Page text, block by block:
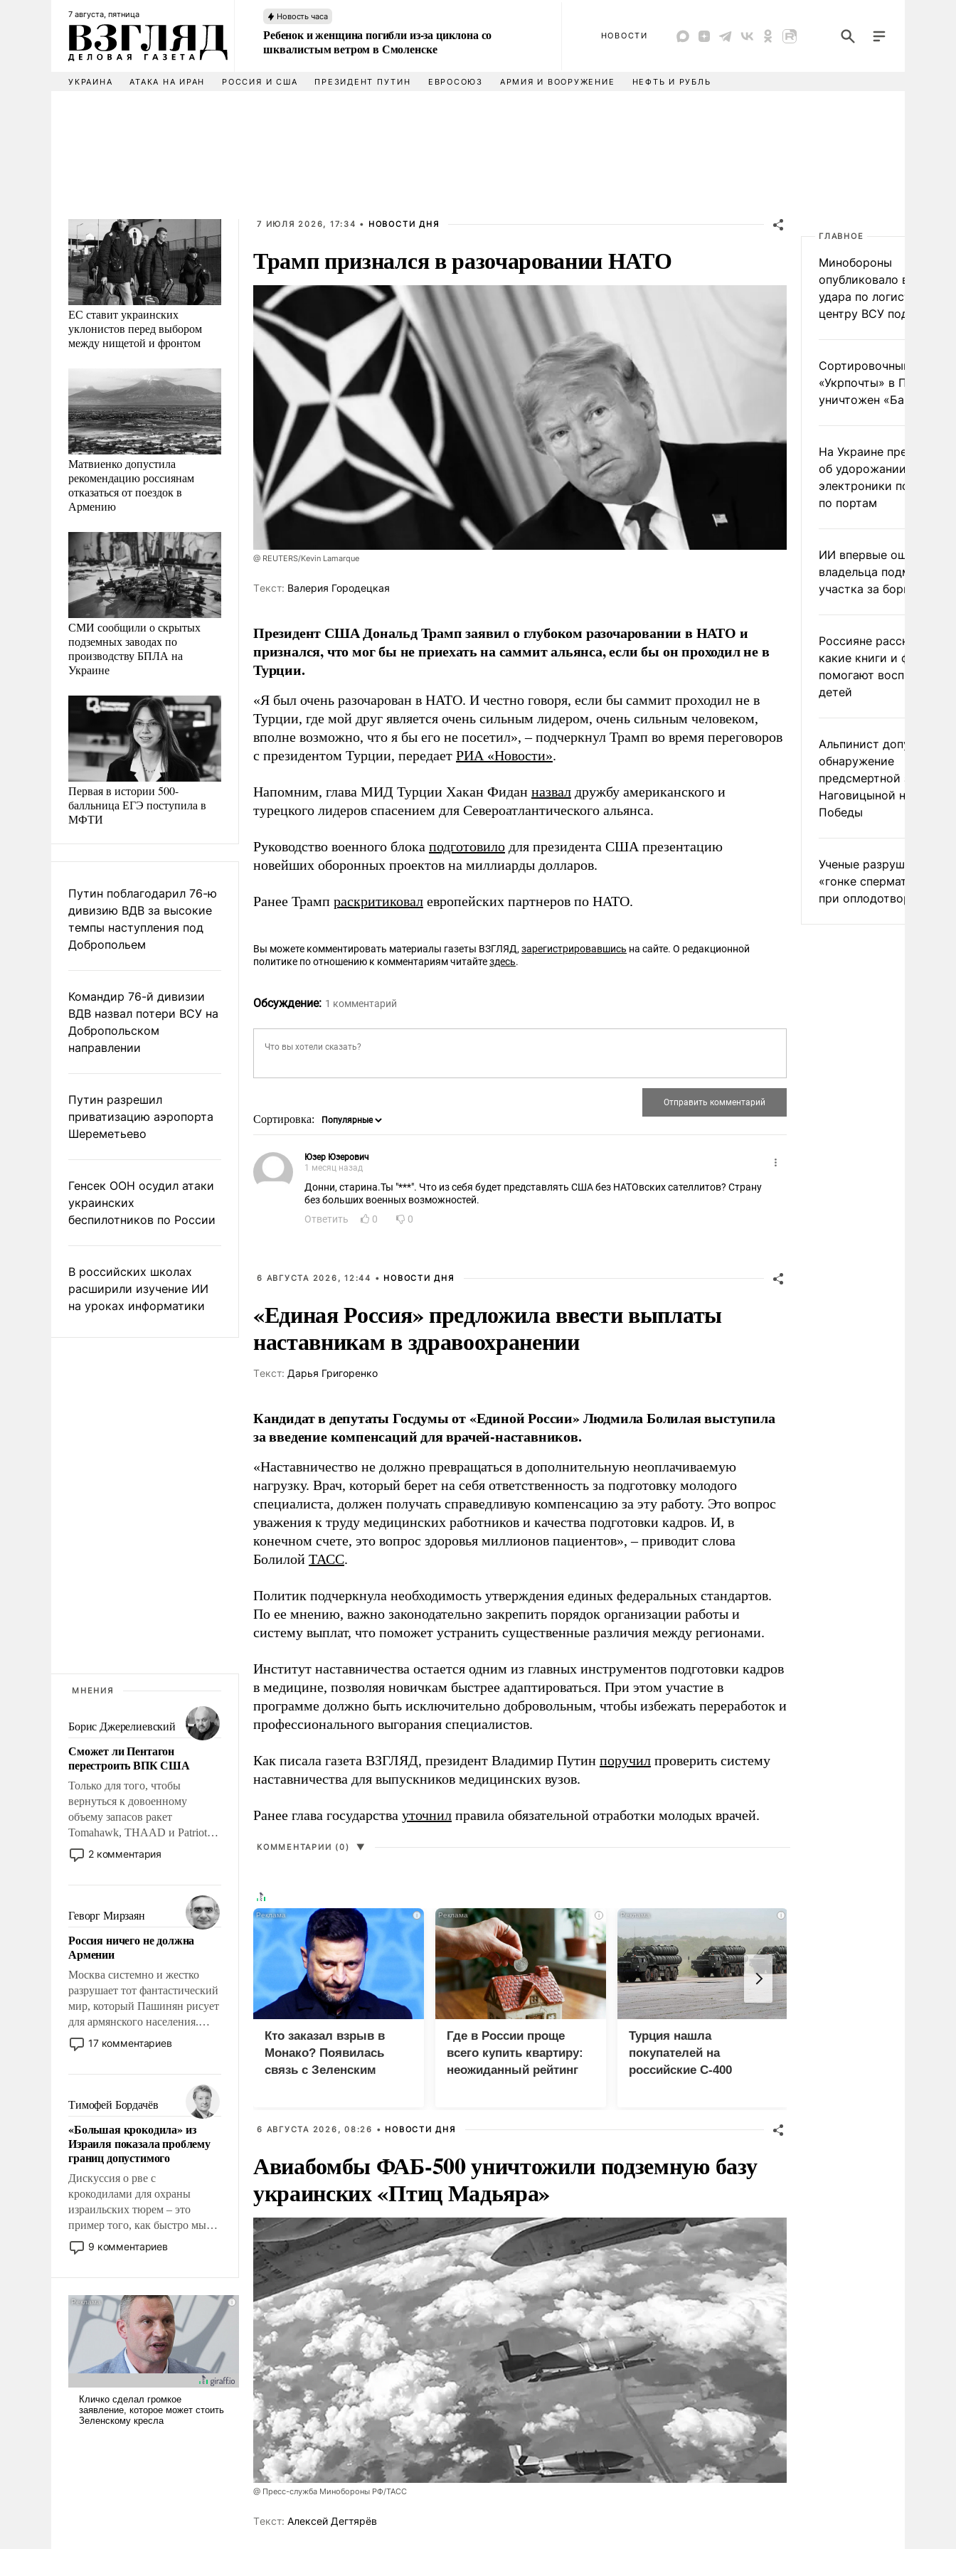
7 августа, пятница Новость часа
Ребенок и женщина погибли из-за циклона со
шквалистым ветром в Смоленске
НОВОСТИ
УКРАИНА АТАКА НА ИРАН РОССИЯ И США ПРЕЗИДЕНТ ПУТИН ЕВРОСОЮЗ АРМИЯ И ВООРУЖЕНИЕ НЕФТЬ И РУБЛЬ
ЕС ставит украинских
уклонистов перед выбором
между нищетой и фронтом
Матвиенко допустила
рекомендацию россиянам
отказаться от поездок в
Армению
СМИ сообщили о скрытых
подземных заводах по
производству БПЛА на
Украине
Первая в истории 500-
балльница ЕГЭ поступила в
МФТИ
Путин поблагодарил 76-ю
дивизию ВДВ за высокие
темпы наступления под
Добропольем
Командир 76-й дивизии
ВДВ назвал потери ВСУ на
Добропольском
направлении
Путин разрешил
приватизацию аэропорта
Шереметьево
Генсек ООН осудил атаки
украинских
беспилотников по России
В российских школах
расширили изучение ИИ
на уроках информатики
МНЕНИЯ
Борис Джерелиевский
Сможет ли Пентагон
перестроить ВПК США
Только для того, чтобы
вернуться к довоенному
объему запасов ракет
Tomahawk, THAAD и Patriot
США потребуется более трех
лет. Даже небольшая война с
Сложившаяся ситуация
означает многолетний период
уязвимости США, например,
перед Китаем.
2 комментария
Геворг Мирзаян
Россия ничего не должна
Армении
Москва системно и жестко
разрушает тот фантастический
мир, который Пашинян рисует
для армянского населения.
Мир, где политические
прожекты будут безусловно
налогоплательщиков и где
Еревану за свои поступки не
нужно отвечать.
17 комментариев
Тимофей Бордачёв
«Большая крокодила» из
Израиля показала проблему
границ допустимого
Дискуссия о рве с
крокодилами для охраны
израильских тюрем – это
пример того, как быстро мы
двигаемся по пути
революционных изменений.
псевдонаучной фантастики,
стало всерьез обсуждаемой
идеей.
9 комментариев
7 ИЮЛЯ 2026, 17:34 • НОВОСТИ ДНЯ
Трамп признался в разочаровании НАТО
@ REUTERS/Kevin Lamarque
Tекст: Валерия Городецкая
Президент США Дональд Трамп заявил о глубоком разочаровании в НАТО и
признался, что мог бы не приехать на саммит альянса, если бы он проходил не в
Турции.
«Я был очень разочарован в НАТО. И честно говоря, если бы саммит проходил не в
Турции, где мой друг является очень сильным лидером, очень сильным человеком,
вполне возможно, что я бы его не посетил», – подчеркнул Трамп во время переговоров
с президентом Турции, передает РИА «Новости».
Напомним, глава МИД Турции Хакан Фидан назвал дружбу американского и
турецкого лидеров спасением для Североатлантического альянса.
Руководство военного блока подготовило для президента США презентацию
новейших оборонных проектов на миллиарды долларов.
Ранее Трамп раскритиковал европейских партнеров по НАТО.
Вы можете комментировать материалы газеты ВЗГЛЯД,зарегистрировавшись на сайте. О редакционной
политике по отношению к комментариям читайтездесь.
Обсуждение: 1 комментарий
Сортировка:
Юзер Юзерович
1 месяц назад
Донни, старина.Ты "***". Что из себя будет представлять США без НАТОвских сателлитов? Страну
без больших военных возможностей.
Ответить
0 0
6 АВГУСТА 2026, 12:44 • НОВОСТИ ДНЯ
«Единая Россия» предложила ввести выплаты
наставникам в здравоохранении
Tекст: Дарья Григоренко
Кандидат в депутаты Госдумы от «Единой России» Людмила Болилая выступила
за введение компенсаций для врачей-наставников.
«Наставничество не должно превращаться в дополнительную неоплачиваемую
нагрузку. Врач, который берет на себя ответственность за подготовку молодого
специалиста, должен получать справедливую компенсацию за эту работу. Это вопрос
уважения к труду медицинских работников и качества подготовки кадров. И, в
конечном счете, это вопрос здоровья миллионов пациентов», – приводит слова
Болилой ТАСС.
Политик подчеркнула необходимость утверждения единых федеральных стандартов.
По ее мнению, важно законодательно закрепить порядок организации работы и
систему выплат, что поможет устранить существенные различия между регионами.
Институт наставничества остается одним из главных инструментов подготовки кадров
в медицине, позволяя новичкам быстрее адаптироваться. При этом участие в
программе должно быть исключительно добровольным, чтобы избежать переработок и
профессионального выгорания специалистов.
Как писала газета ВЗГЛЯД, президент Владимир Путин поручил проверить систему
наставничества для выпускников медицинских вузов.
Ранее глава государства уточнил правила обязательной отработки молодых врачей.
КОММЕНТАРИИ (0) ▼
i
Кто заказал взрыв в
Монако? Появилась
связь с Зеленским
i
Где в России проще
всего купить квартиру:
неожиданный рейтинг
i
Турция нашла
покупателей на
российские C-400
6 АВГУСТА 2026, 08:26 • НОВОСТИ ДНЯ
Авиабомбы ФАБ-500 уничтожили подземную базу
украинских «Птиц Мадьяра»
@ Пресс-служба Минобороны РФ/ТАСС
Tекст: Алексей Дегтярёв
ГЛАВНОЕ
Минобороны
опубликовало видео
удара по
центру ВСУ под Киевом
Сортировочный пункт
«Укрпочты» в
уничтожен
На Украине
об удорожании
электроники после
по портам
ИИ впервые
владельца
участка за борщевик
Россияне рассказали,
какие книги и фильмы
помогают воспитывать
детей
Альпинист допустил
обнаружение
предсмертной записки
Наговицыной на пике
Победы
Ученые разрушили миф
«гонке
при оплодотворении